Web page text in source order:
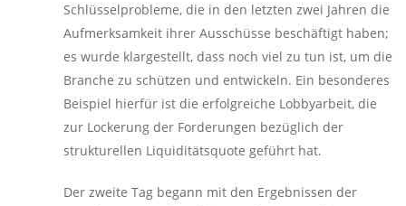
Schlüsselprobleme, die in den letzten zwei Jahren die
Aufmerksamkeit ihrer Ausschüsse beschäftigt haben;
es wurde klargestellt, dass noch viel zu tun ist, um die
Branche zu schützen und entwickeln. Ein besonderes
Beispiel hierfür ist die erfolgreiche Lobbyarbeit, die
zur Lockerung der Forderungen bezüglich der
strukturellen Liquiditätsquote geführt hat.
Der zweite Tag begann mit den Ergebnissen der